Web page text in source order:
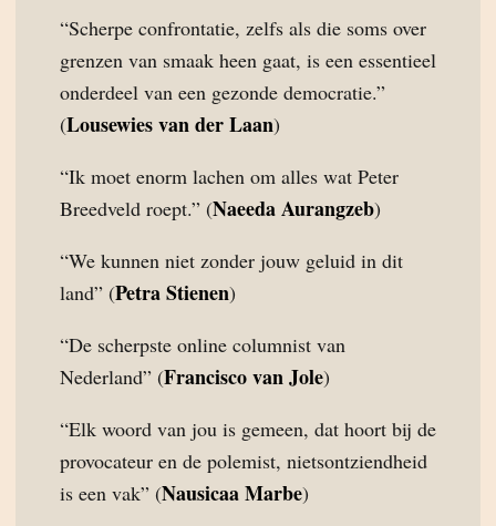
“Scherpe confrontatie, zelfs als die soms over
grenzen van smaak heen gaat, is een essentieel
onderdeel van een gezonde democratie.”
(Lousewies van der Laan)
“Ik moet enorm lachen om alles wat Peter
Breedveld roept.” (Naeeda Aurangzeb)
“We kunnen niet zonder jouw geluid in dit
land” (Petra Stienen)
“De scherpste online columnist van
Nederland” (Francisco van Jole)
“Elk woord van jou is gemeen, dat hoort bij de
provocateur en de polemist, nietsontziendheid
is een vak” (Nausicaa Marbe)